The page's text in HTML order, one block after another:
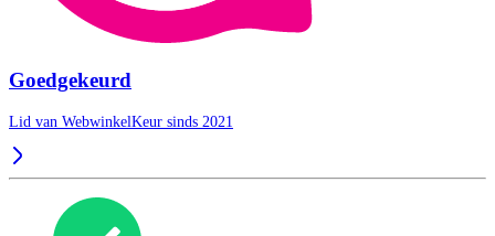
Goedgekeurd
Lid van WebwinkelKeur sinds 2021